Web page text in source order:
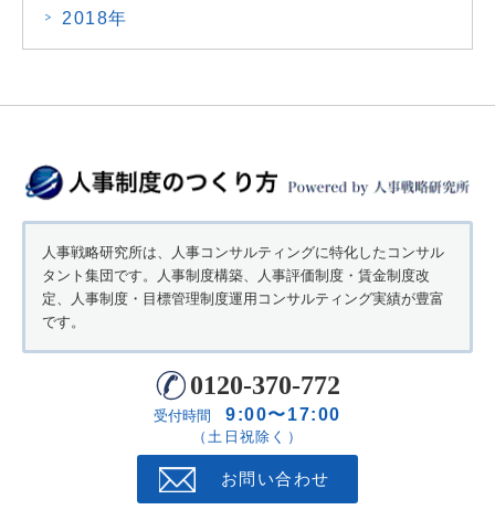
2018年
人事戦略研究所は、人事コンサルティングに特化したコンサル
タント集団です。人事制度構築、人事評価制度・賃金制度改
定、人事制度・目標管理制度運用コンサルティング実績が豊富
です。
0120-370-772
受付時間 9:00〜17:00
（土日祝除く）
お問い合わせ